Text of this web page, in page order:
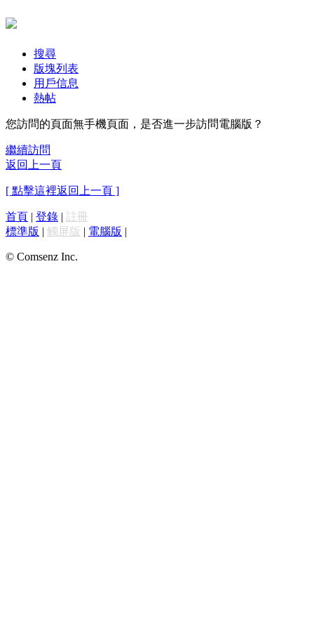
搜尋
版塊列表
用戶信息
熱帖
您訪問的頁面無手機頁面，是否進一步訪問電腦版？
繼續訪問
返回上一頁
[ 點擊這裡返回上一頁 ]
首頁 | 登錄 | 註冊
標準版 | 觸屏版 | 電腦版 |
© Comsenz Inc.